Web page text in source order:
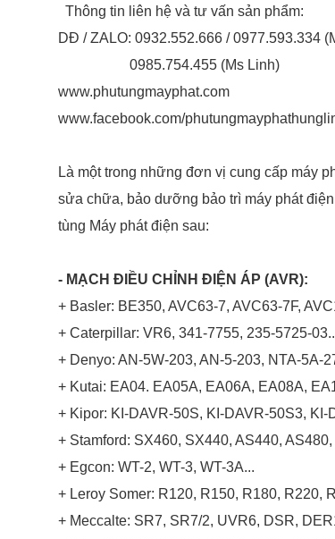
Thông tin liên hệ và tư vấn sản phẩm:
DĐ / ZALO: 0932.552.666 / 0977.593.334
0985.754.455 (Ms Linh)
www.phutungmayphat.com
www.facebook.com/
Là một trong những đơn vị cung cấp máy
sửa chữa, bảo dưỡng bảo trì máy phát
tùng Máy phát điện sau:
- MẠCH ĐIỀU CHỈNH ĐIỆN ÁP (AVR):
+ Basler: BE350, AVC63-7, AVC63-7F,
+ Caterpillar: VR6, 341-7755, 235-5725-
+ Denyo: AN-5W-203, AN-5-203, NTA-5A-
+ Kutai: EA04. EA05A, EA06A, EA08A,
+ Kipor: KI-DAVR-50S, KI-DAVR-50S3,
+ Stamford: SX460, SX440, AS440,
+ Egcon: WT-2, WT-3, WT-3A...
+ Leroy Somer: R120, R150, R180, R220,
+ Meccalte: SR7, SR7/2, UVR6, DSR,